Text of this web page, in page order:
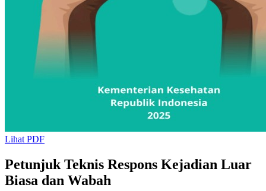
Lihat PDF
Petunjuk Teknis Respons Kejadian Luar
Biasa dan Wabah